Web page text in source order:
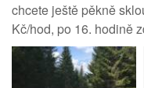
chcete ještě pěkně
Kč/hod, po 16. hodině